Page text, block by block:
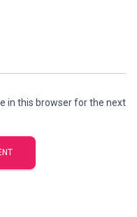
in this browser for the next